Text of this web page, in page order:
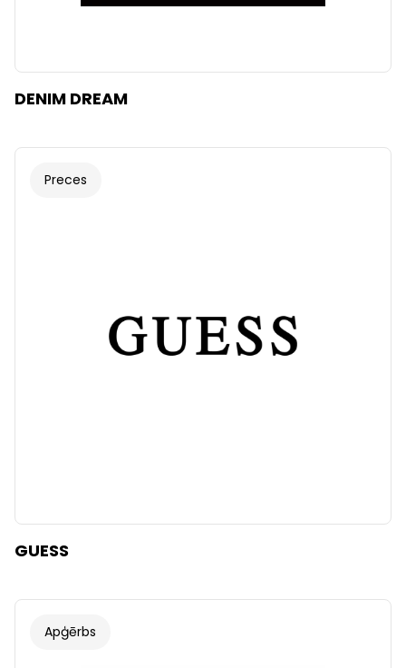
DENIM DREAM
Preces
GUESS
Apģērbs